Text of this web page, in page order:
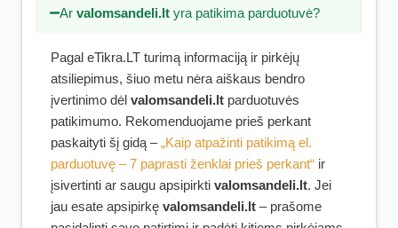
Arvalomsandeli.lt yra patikima parduotuvė?
Pagal eTikra.LT turimą informaciją ir pirkėjų
atsiliepimus, šiuo metu nėra aiškaus bendro
įvertinimo dėl valomsandeli.lt parduotuvės
patikimumo. Rekomenduojame prieš perkant
paskaityti šį gidą –„Kaip atpažinti patikimą el.
parduotuvę – 7 paprasti ženklai prieš perkant“ ir
įsivertinti ar saugu apsipirkti valomsandeli.lt. Jei
jau esate apsipirkę valomsandeli.lt – prašome